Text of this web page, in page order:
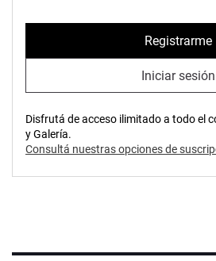
Registrarme
Iniciar sesión
Disfrutá de acceso ilimitado a todo el
y Galería.
Consultá nuestras opciones de